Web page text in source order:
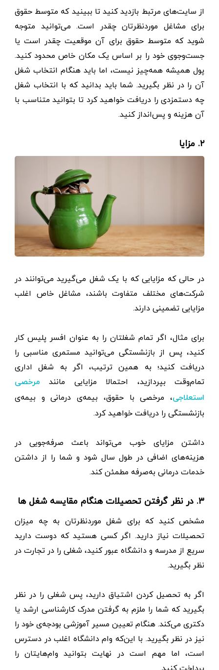
از سایت‌های مرتبط بازدید کنید تا ببینید که متوسط ​​حقوق
برای مشاغل موردنظرتان چقدر است. می‌توانید متوجه
شوید که متوسط ​​حقوق برای آن موقعیت چقدر است یا
جست‌وجوی خود را بر اساس یک مکان خاص محدود کنید.
پول همیشه همه‌چیز نیست، اما باید هنگام انتخاب شغل
آن را در نظر بگیرید. شما باید بدانید که با انتخاب شغل
چه دستمزدی را دریافت خواهید کرد تا بتوانید متناسب با
آن هزینه و پس‌انداز کنید.
۲. مزایا
در حالی که مزایایی که با یک شغل می‌گیرید می‌توانند در
شرکت‌های مختلف متفاوت باشند، مشاغل خاص اغلب
مزایایی تضمینی دارند.
برای مثال، اگر تمام شغلتان را به عنوان افسر پلیس کار
کنید، پس از بازنشستگی می‌توانید مستمری مناسبی را
دریافت کنید؛ به همین ترتیب، اگر به شغل اداری
تمام‌وقت بپردازید، احتمالا مزایایی مانند
مرخصی
استعلاجی، مرخصی با حقوق، بیمه‌ی درمانی و بیمه‌ی
بازنشستگی را دریافت خواهید کرد.
داشتن مزایای خوب می‌تواند باعث صرفه‌جویی در
هزینه‌های اضافی در طول سال شود و شما را از داشتن
خدمات درمانی به‌صرفه مطمئن کند.
۳. در نظر گرفتن تحصیلات هنگام مقایسه شغل ها
مشخص کنید که برای شغل موردنظرتان به چه میزان
تحصیلات نیاز دارید. اگر کسی هستید که دوست دارید
سریع از مدرسه و دانشگاه عبور کنید، شغلی را در تجارت در
نظر بگیرید.
اگر به تحصیل کردن اشتیاق دارید، پس شغلی را در نظر
بگیرید که شما را ملزم به گرفتن مدرک کارشناسی ارشد یا
دکتری می‌کند. هنگام تعیین مسیر آموزشی بودجه‌‌ی خود را
نیز در نظر بگیرید. با این‌که وام دانشگاه اغلب در دسترس
است، اما مهم است در نهایت بتوانید وام‌هایتان را